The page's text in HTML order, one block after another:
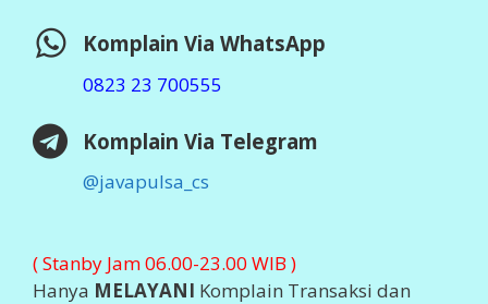
Komplain Via WhatsApp
0823 23 700555
Komplain Via Telegram
@javapulsa_cs
( Stanby Jam 06.00-23.00 WIB )
Hanya MELAYANI Komplain Transaksi dan